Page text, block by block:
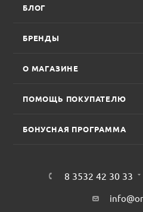
БЛОГ
БРЕНДЫ
О МАГАЗИНЕ
ПОМОЩЬ ПОКУПАТЕЛЮ
БОНУСНАЯ ПРОГРАММА
8 3532 42 30 33